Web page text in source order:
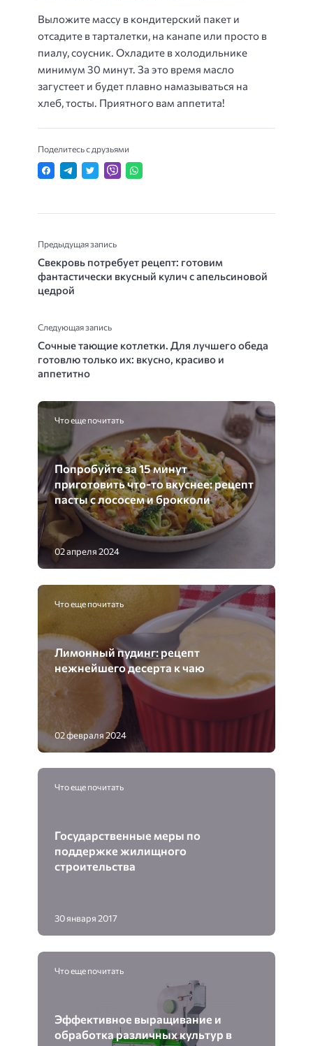
Выложите массу в кондитерский пакет и
отсадите в тарталетки, на канапе или просто в
пиалу, соусник. Охладите в холодильнике
минимум 30 минут. За это время масло
загустеет и будет плавно намазываться на
хлеб, тосты. Приятного вам аппетита!
Поделитесь с друзьями
Предыдущая запись
Свекровь потребует рецепт: готовим
фантастически вкусный кулич с апельсиновой
цедрой
Следующая запись
Сочные тающие котлетки. Для лучшего обеда
готовлю только их: вкусно, красиво и
аппетитно
Что еще почитать
Попробуйте за 15 минут
приготовить что-то вкуснее: рецепт
пасты с лососем и брокколи
02 апреля 2024
Что еще почитать
Лимонный пудинг: рецепт
нежнейшего десерта к чаю
02 февраля 2024
Что еще почитать
Государственные меры по
поддержке жилищного
строительства
30 января 2017
Что еще почитать
Эффективное выращивание и
обработка различных культур в